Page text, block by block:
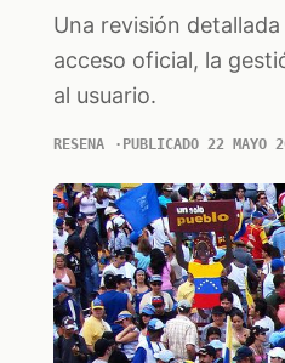
Una revisión
acceso oficial, la
al usuario.
RESENA PUBLICADO 22 MAYO